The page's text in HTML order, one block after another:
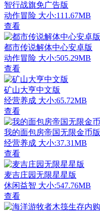
智行战旗免广告版
动作冒险 大小:111.67MB
查看
都市传说解体中心安卓版
动作冒险 大小:505.29MB
查看
矿山大亨中文版
经营养成 大小:65.72MB
查看
我的面包房帝国无限金币版
经营养成 大小:37.31MB
查看
麦吉庄园无限星星版
休闲益智 大小:547.76MB
查看